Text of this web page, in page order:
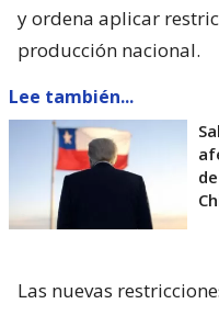
y ordena aplicar
producción nacional.
Lee también...
Las nuevas